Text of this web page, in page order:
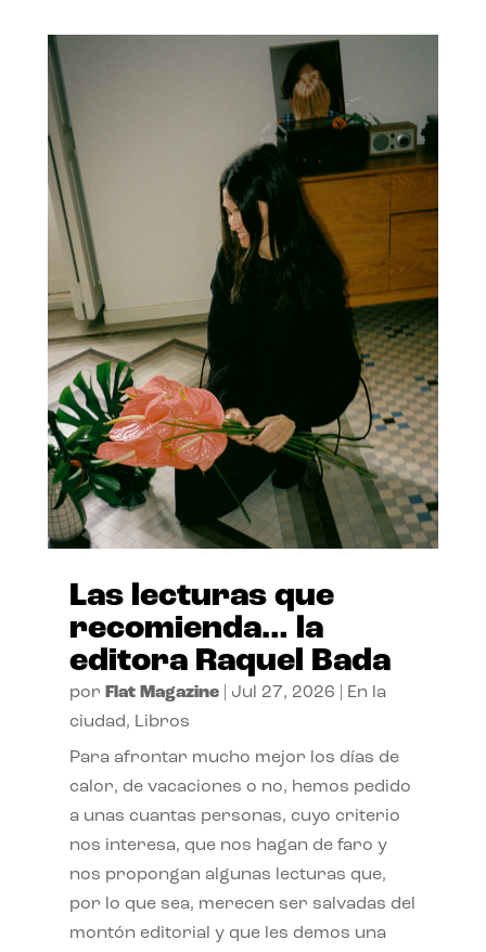
Las lecturas que
recomienda… la
editora Raquel Bada
por Flat Magazine| Jul 27, 2026
En la
ciudad, Libros
Para afrontar mucho mejor los días de
calor, de vacaciones o no, hemos pedido
a unas cuantas personas, cuyo criterio
nos interesa, que nos hagan de faro y
nos propongan algunas lecturas que,
por lo que sea, merecen ser salvadas del
montón editorial y que les demos una